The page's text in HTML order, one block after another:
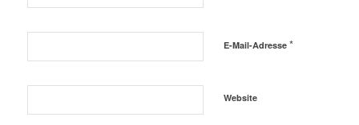
E-Mail-Adresse *
Website